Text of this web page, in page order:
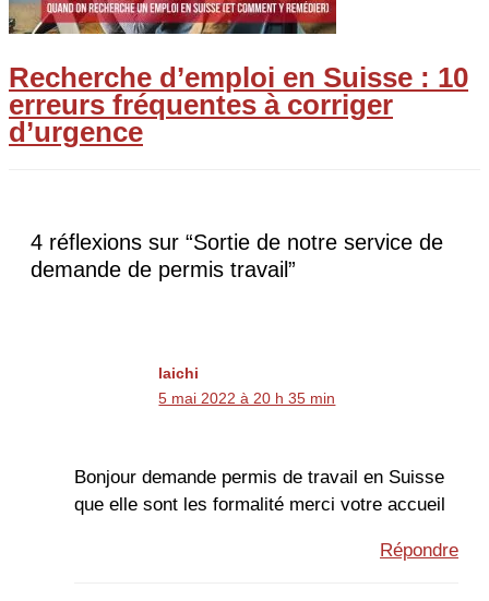
Recherche d’emploi en Suisse : 10
erreurs fréquentes à corriger
d’urgence
4 réflexions sur “Sortie de notre service de
demande de permis travail”
laichi
5 mai 2022 à 20 h 35 min
Bonjour demande permis de travail en Suisse
que elle sont les formalité merci votre accueil
Répondre